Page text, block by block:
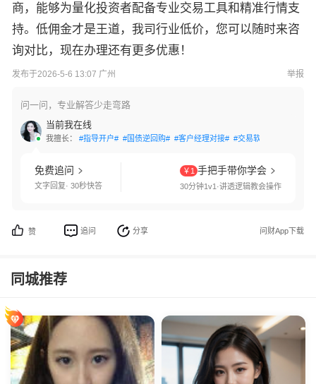
商，能够为量化投资者配备专业交易工具和精准行情支
持。低佣金才是王道，我司行业低价，您可以随时来咨
询对比，现在办理还有更多优惠！
发布于2026-5-6 13:07 广州 举报
问一问，专业解答少走弯路
当前我在线
我擅长： #指导开户# #国债逆回购# #客户经理对接# #交易软件指导#
免费追问
文字回复· 30秒快答
￥1 手把手带你学会
30分钟1v1·讲透逻辑教会操作
赞 追问 分享 问财App下载
同城推荐